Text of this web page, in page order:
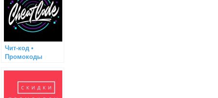
Чит-код •
Промокоды